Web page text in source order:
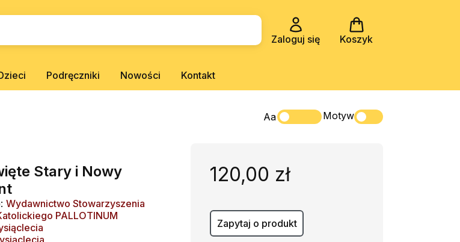
Zaloguj się Koszyk
Podręczniki Nowości Kontakt
Aa Motyw
Stary i Nowy
Wydawnictwo Stowarzyszenia
PALLOTINUM
120,00 zł
Zapytaj o produkt